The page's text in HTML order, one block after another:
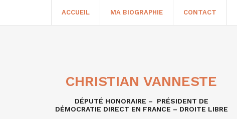
ACCUEIL MA BIOGRAPHIE CONTACT
CHRISTIAN VANNESTE
DÉPUTÉ HONORAIRE – PRÉSIDENT DE
DÉMOCRATIE DIRECT EN FRANCE – DROITE LIBRE